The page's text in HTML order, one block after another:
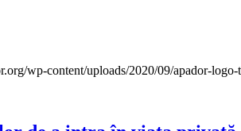
wp-content/uploads/2020/09/apador-